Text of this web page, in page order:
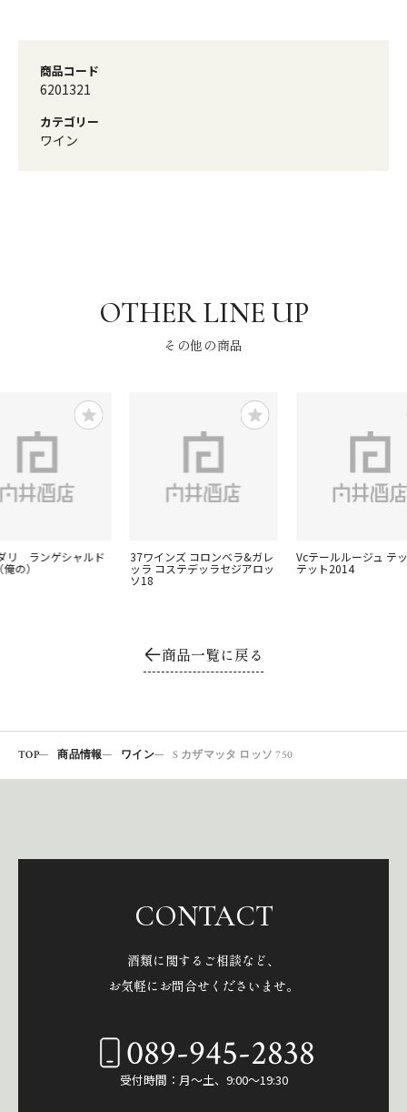
商品コード
6201321
カテゴリー
ワイン
その他の商品
リ ランゲシャルド
の）
37ワインズ コロンベラ&ガレ
ッラ コステデッラセジアロッ
ソ18
Vcテールルージュ テ
テット2014
商品一覧に戻る
TOP 商品情報 ワイン S カザマッタ ロッソ 750
CONTACT
酒類に関するご相談など、
お気軽にお問合せくださいませ。
089-945-2838
受付時間：月～土、9:00～19:30